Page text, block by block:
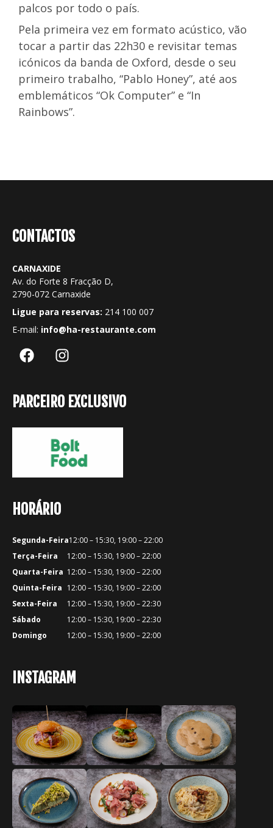
palcos por todo o país.
Pela primeira vez em formato acústico, vão
tocar a partir das 22h30 e revisitar temas
icónicos da banda de Oxford, desde o seu
primeiro trabalho, “Pablo Honey”, até aos
emblemáticos “Ok Computer” e “In
Rainbows”.
CONTACTOS
CARNAXIDE
Av. do Forte 8 Fracção D,
2790-072 Carnaxide
Ligue para reservas: 214 100 007
E-mail: info@ha-restaurante.com
PARCEIRO EXCLUSIVO
HORÁRIO
Segunda-Feira12:00 – 15:30, 19:00 – 22:00
Terça-Feira
12:00 – 15:30, 19:00 – 22:00
Quarta-Feira 12:00 – 15:30, 19:00 – 22:00
Quinta-Feira 12:00 – 15:30, 19:00 – 22:00
Sexta-Feira
12:00 – 15:30, 19:00 – 22:30
Sábado
12:00 – 15:30, 19:00 – 22:30
Domingo
12:00 – 15:30, 19:00 – 22:00
INSTAGRAM